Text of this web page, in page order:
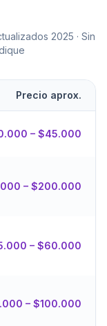
2025 · Sin
Precio aprox.
– $45.000
– $200.000
– $60.000
– $100.000